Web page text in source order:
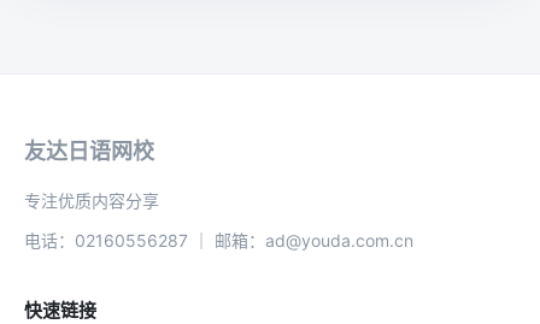
友达日语网校
专注优质内容分享
电话：02160556287 ｜ 邮箱：ad@youda.com.cn
快速链接